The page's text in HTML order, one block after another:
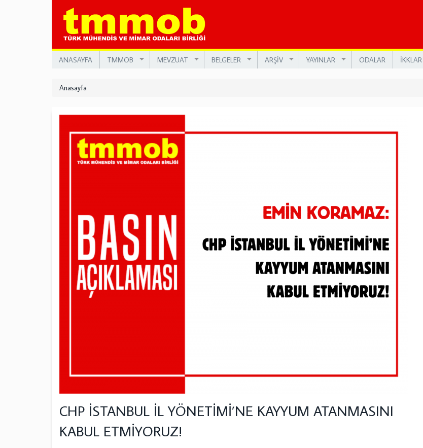
ANASAYFA TMMOB MEVZUAT BELGELER ARŞİV YAYINLAR ODALAR İKKLAR
Anasayfa
CHP İSTANBUL İL YÖNETİMİ’NE KAYYUM ATANMASINI
KABUL ETMİYORUZ!